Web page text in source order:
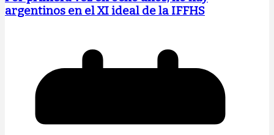
argentinos en el XI ideal de la IFFHS